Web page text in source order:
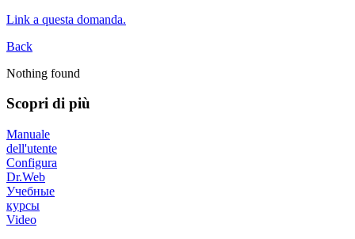
Link a questa domanda.
Back
Nothing found
Scopri di più
Manuale
dell'utente
Configura
Dr.Web
Учебные
курсы
Video